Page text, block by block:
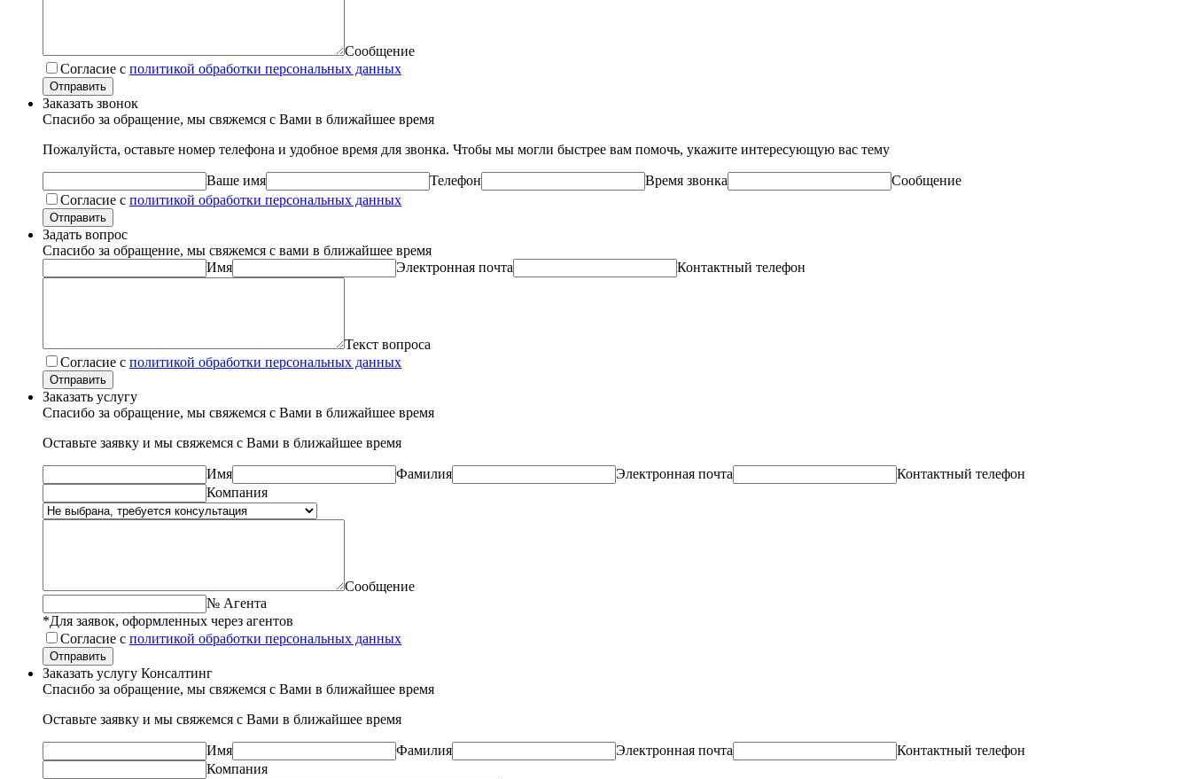
Сообщение
Согласие с политикой обработки персональных данных
Отправить
Заказать звонок
Спасибо за обращение, мы свяжемся с Вами в ближайшее время
Пожалуйста, оставьте номер телефона и удобное время для звонка. Чтобы мы могли быстрее вам помочь, укажите интересующую вас тему
Ваше имя Телефон Время звонка
Сообщение
Согласие с политикой обработки персональных данных
Отправить
Задать вопрос
Спасибо за обращение, мы свяжемся с вами в ближайшее время
Имя
Электронная почта Контактный телефон
Текст вопроса
Согласие с политикой обработки персональных данных
Отправить
Заказать услугу
Спасибо за обращение, мы свяжемся с Вами в ближайшее время
Оставьте заявку и мы свяжемся с Вами в ближайшее время
Имя Фамилия Электронная почта
Контактный телефон
Компания
Сообщение
№ Агента
*Для заявок, оформленных через агентов
Согласие с политикой обработки персональных данных
Отправить
Заказать услугу Консалтинг
Спасибо за обращение, мы свяжемся с Вами в ближайшее время
Оставьте заявку и мы свяжемся с Вами в ближайшее время
Имя Фамилия Электронная почта
Контактный телефон
Компания